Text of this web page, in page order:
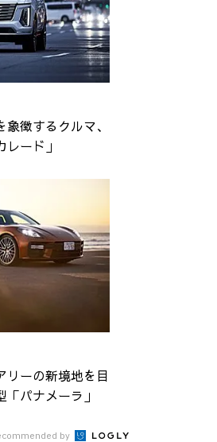
徴するクルマ、
ード」
リーの新境地を目
パナメーラ」
by